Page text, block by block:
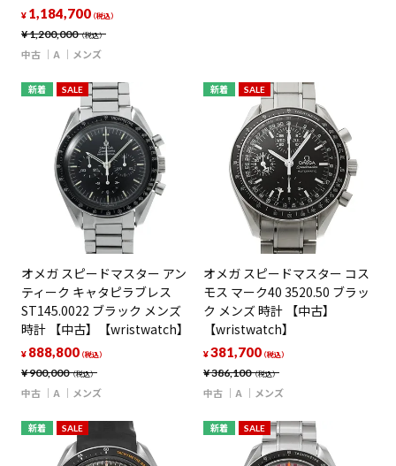
¥1,200,000（税込）
¥ 1,184,700（税込）
中古 A メンズ
新着 SALE
オメガ スピードマスター アン
ティーク キャタピラブレス
ST145.0022 ブラック メンズ
時計 【中古】【wristwatch】
¥900,000（税込）
¥ 888,800（税込）
中古 A メンズ
新着 SALE
オメガ スピードマスター コス
モス マーク40 3520.50 ブラッ
ク メンズ 時計 【中古】
【wristwatch】
¥386,100（税込）
¥381,700（税込）
中古 A メンズ
新着 SALE 新着 SALE